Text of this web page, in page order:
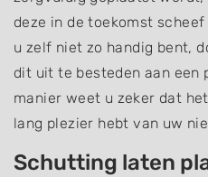
deze in de toekomst
u zelf niet zo handig bent,
dit uit te besteden aan een
manier weet u zeker dat
lang plezier hebt van uw
Schutting laten